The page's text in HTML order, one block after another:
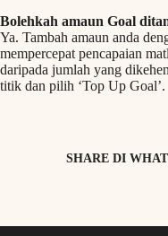
Bolehkah amaun Goal
Ya. Tambah amaun anda
mempercepat pencapaian
daripada jumlah yang
titik dan pilih ‘Top Up Goal’.
SHARE DI